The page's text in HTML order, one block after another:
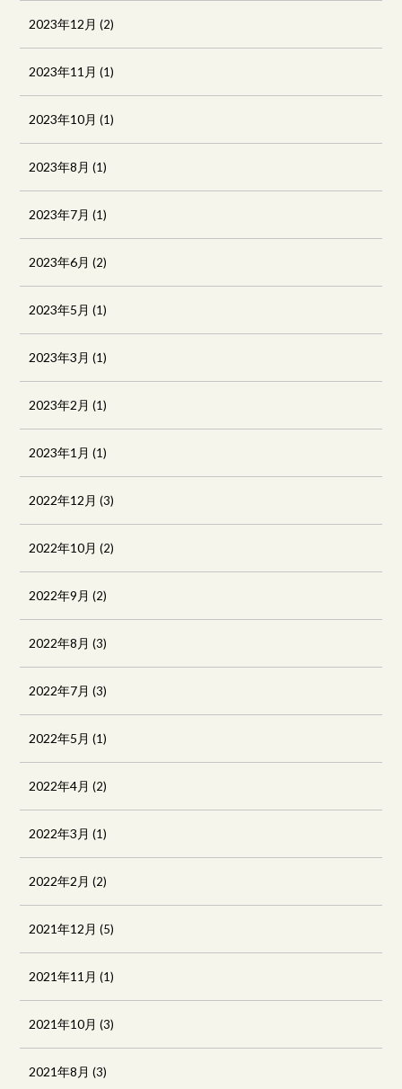
2023年12月 (2)
2023年11月 (1)
2023年10月 (1)
2023年8月 (1)
2023年7月 (1)
2023年6月 (2)
2023年5月 (1)
2023年3月 (1)
2023年2月 (1)
2023年1月 (1)
2022年12月 (3)
2022年10月 (2)
2022年9月 (2)
2022年8月 (3)
2022年7月 (3)
2022年5月 (1)
2022年4月 (2)
2022年3月 (1)
2022年2月 (2)
2021年12月 (5)
2021年11月 (1)
2021年10月 (3)
2021年8月 (3)